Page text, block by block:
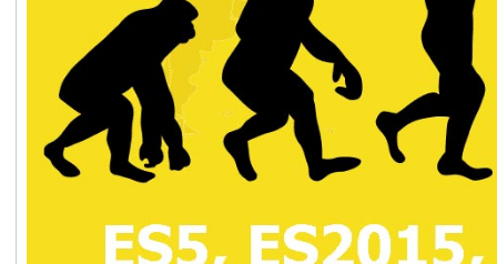
SQL osnovne naredbe (upiti)
Osnove linux-a za web developere
Šta je “Dependencies injection”?
Šta je SCRUM?
Web servisi (osnove)
Mrežni protokoli (osnove)